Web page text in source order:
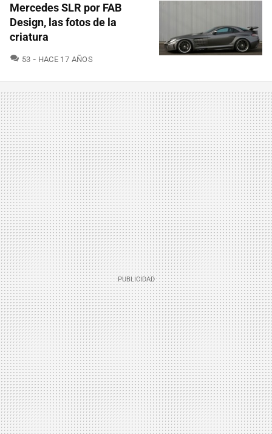
Mercedes SLR por FAB
Design, las fotos de la
criatura
53 COMENTARIOS
HACE 17 AÑOS